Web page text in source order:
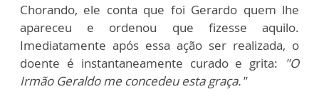
Chorando, ele conta que foi Gerardo quem lhe
apareceu e ordenou que fizesse aquilo.
Imediatamente após essa ação ser realizada, o
doente é instantaneamente curado e grita:
"O
Irmão Geraldo me concedeu esta graça."